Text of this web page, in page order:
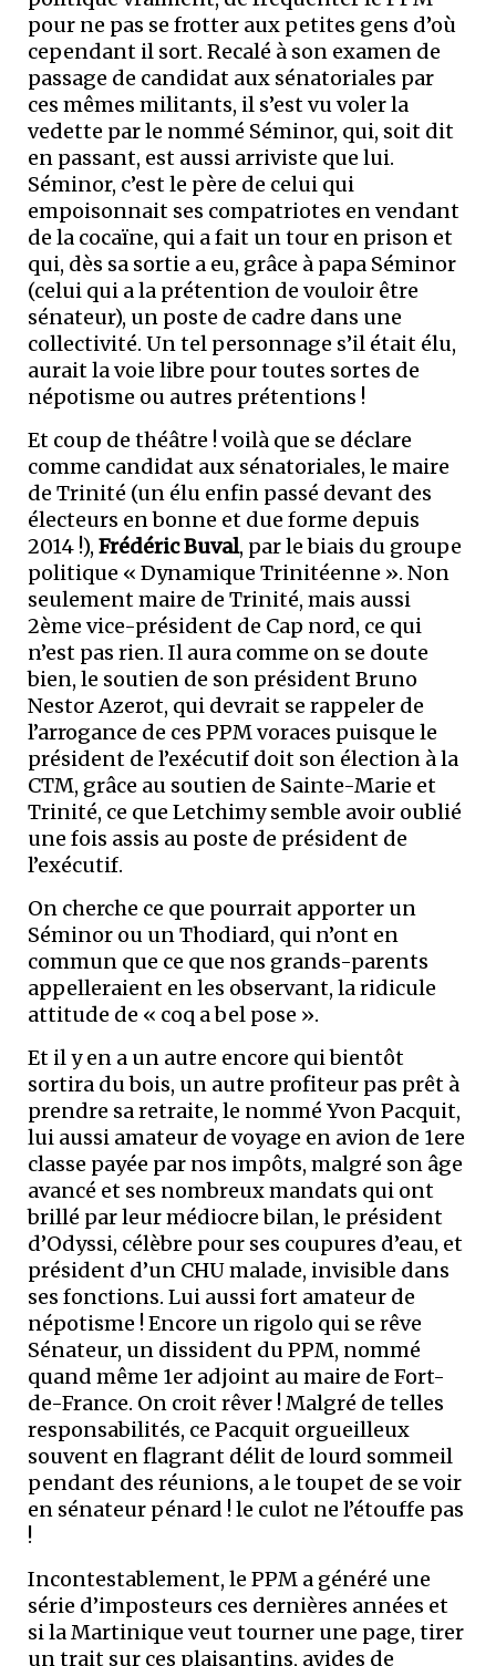
pour ne pas se frotter aux petites gens d’où
cependant il sort. Recalé à son examen de
passage de candidat aux sénatoriales par
ces mêmes militants, il s’est vu voler la
vedette par le nommé Séminor, qui, soit dit
en passant, est aussi arriviste que lui.
Séminor, c’est le père de celui qui
empoisonnait ses compatriotes en vendant
de la cocaïne, qui a fait un tour en prison et
qui, dès sa sortie a eu, grâce à papa Séminor
(celui qui a la prétention de vouloir être
sénateur), un poste de cadre dans une
collectivité. Un tel personnage s’il était élu,
aurait la voie libre pour toutes sortes de
népotisme ou autres prétentions !
Et coup de théâtre ! voilà que se déclare
comme candidat aux sénatoriales, le maire
de Trinité (un élu enfin passé devant des
électeurs en bonne et due forme depuis
2014 !), Frédéric Buval, par le biais du groupe
politique « Dynamique Trinitéenne ». Non
seulement maire de Trinité, mais aussi
2ème vice-président de Cap nord, ce qui
n’est pas rien. Il aura comme on se doute
bien, le soutien de son président Bruno
Nestor Azerot, qui devrait se rappeler de
l’arrogance de ces PPM voraces puisque le
président de l’exécutif doit son élection à la
CTM, grâce au soutien de Sainte-Marie et
Trinité, ce que Letchimy semble avoir oublié
une fois assis au poste de président de
l’exécutif.
On cherche ce que pourrait apporter un
Séminor ou un Thodiard, qui n’ont en
commun que ce que nos grands-parents
appelleraient en les observant, la ridicule
attitude de « coq a bel pose ».
Et il y en a un autre encore qui bientôt
sortira du bois, un autre profiteur pas prêt à
prendre sa retraite, le nommé Yvon Pacquit,
lui aussi amateur de voyage en avion de 1ere
classe payée par nos impôts, malgré son âge
avancé et ses nombreux mandats qui ont
brillé par leur médiocre bilan, le président
d’Odyssi, célèbre pour ses coupures d’eau, et
président d’un CHU malade, invisible dans
ses fonctions. Lui aussi fort amateur de
népotisme ! Encore un rigolo qui se rêve
Sénateur, un dissident du PPM, nommé
quand même 1er adjoint au maire de Fort-
de-France. On croit rêver ! Malgré de telles
responsabilités, ce Pacquit orgueilleux
souvent en flagrant délit de lourd sommeil
pendant des réunions, a le toupet de se voir
en sénateur pénard ! le culot ne l’étouffe pas
!
Incontestablement, le PPM a généré une
série d’imposteurs ces dernières années et
si la Martinique veut tourner une page, tirer
un trait sur ces plaisantins, avides de